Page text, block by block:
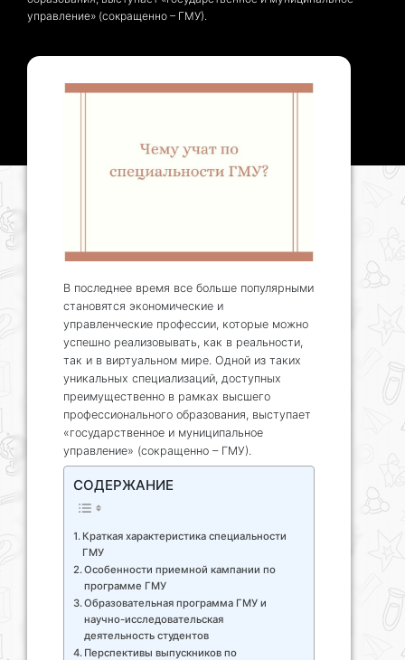
управление» (сокращенно – ГМУ).
В последнее время все больше популярными
становятся экономические и
управленческие профессии, которые можно
успешно реализовывать, как в реальности,
так и в виртуальном мире. Одной из таких
уникальных специализаций, доступных
преимущественно в рамках высшего
профессионального образования, выступает
«государственное и муниципальное
управление» (сокращенно – ГМУ).
СОДЕРЖАНИЕ
Краткая характеристика специальности
ГМУ
Особенности приемной кампании по
программе ГМУ
Образовательная программа ГМУ и
научно-исследовательская
деятельность студентов
Перспективы выпускников по